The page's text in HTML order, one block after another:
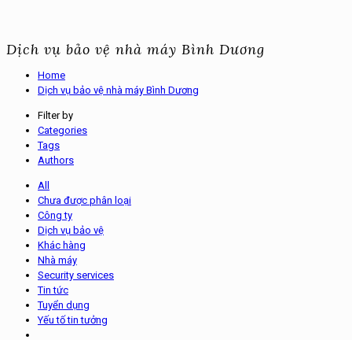
Dịch vụ bảo vệ nhà máy Bình Dương
Home
Dịch vụ bảo vệ nhà máy Bình Dương
Filter by
Categories
Tags
Authors
All
Chưa được phân loại
Công ty
Dịch vụ bảo vệ
Khác hàng
Nhà máy
Security services
Tin tức
Tuyển dụng
Yếu tố tin tưởng